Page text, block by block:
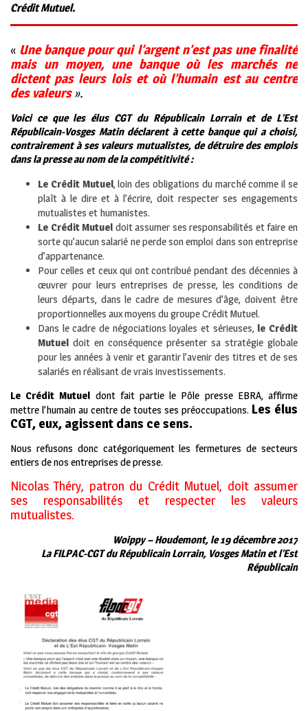
Crédit Mutuel.
« Une banque pour qui l’argent n’est pas une finalité
mais un moyen, une banque où les marchés ne
dictent pas leurs lois et où l’humain est au centre
des valeurs ».
Voici ce que les élus CGT du Républicain Lorrain et de L’Est
Républicain-Vosges Matin déclarent à cette banque qui a choisi,
contrairement à ses valeurs mutualistes, de détruire des emplois
dans la presse au nom de la compétitivité :
Le Crédit Mutuel, loin des obligations du marché comme il se
plaît à le dire et à l’écrire, doit respecter ses engagements
mutualistes et humanistes.
Le Crédit Mutuel doit assumer ses responsabilités et faire en
sorte qu’aucun salarié ne perde son emploi dans son entreprise
d’appartenance.
Pour celles et ceux qui ont contribué pendant des décennies à
œuvrer pour leurs entreprises de presse, les conditions de
leurs départs, dans le cadre de mesures d’âge, doivent être
proportionnelles aux moyens du groupe Crédit Mutuel.
Dans le cadre de négociations loyales et sérieuses, le Crédit
Mutuel doit en conséquence présenter sa stratégie globale
pour les années à venir et garantir l’avenir des titres et de ses
salariés en réalisant de vrais investissements.
Le Crédit Mutuel dont fait partie le Pôle presse EBRA, affirme
mettre l’humain au centre de toutes ses préoccupations. Les élus
CGT, eux, agissent dans ce sens.
Nous refusons donc catégoriquement les fermetures de secteurs
entiers de nos entreprises de presse.
Nicolas Théry, patron du Crédit Mutuel, doit assumer
ses responsabilités et respecter les valeurs
mutualistes.
Woippy – Houdemont, le 19 décembre 2017
La FILPAC-CGT du Républicain Lorrain, Vosges Matin et l’Est
Républicain